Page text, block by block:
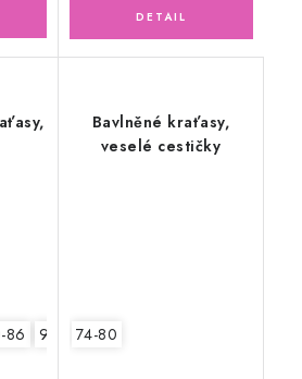
86 92-98 104-110
Bavlněné kraťasy,
veselé cestičky
74-80